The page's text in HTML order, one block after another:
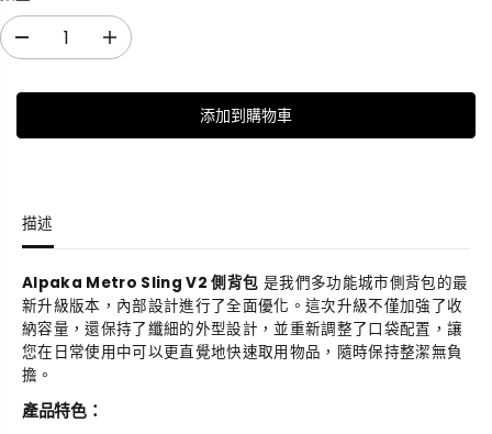
數
M
o
S
i
n
g
V
2
側
增
數
M
S
i
n
g
V
添加到購物車
描述
Alpaka Metro Sling V2 側背包 是我們多功能城市側背包的最
新升級版本，內部設計進行了全面優化。這次升級不僅加強了收
納容量，還保持了纖細的外型設計，並重新調整了口袋配置，讓
您在日常使用中可以更直覺地快速取用物品，隨時保持整潔無負
擔。
產品特色：